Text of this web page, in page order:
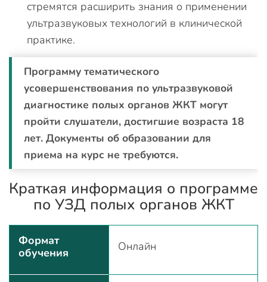
стремятся расширить знания о применении
ультразвуковых технологий в клинической
практике.
Программу тематического
усовершенствования по ультразвуковой
диагностике полых органов ЖКТ могут
пройти слушатели, достигшие возраста 18
лет. Документы об образовании для
приема на курс не требуются.
Краткая информация о программе
по УЗД полых органов ЖКТ
Формат
обучения
Онлайн